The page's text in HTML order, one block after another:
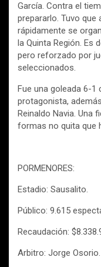
García. Contra el
prepararlo. Tuvo que
rápidamente se
la Quinta Región. Es
pero reforzado por
seleccionados.
Fue una goleada 6-
protagonista,
Reinaldo Navia. Una
formas no quita que
PORMENORES:
Estadio: Sausalito.
Público: 9.615
Recaudación:
Arbitro: Jorge Osorio.